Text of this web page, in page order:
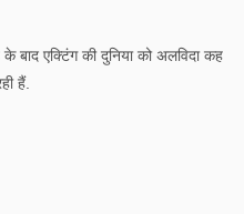
बाद एक्टिंग की दुनिया को अलविदा कह
हैं.